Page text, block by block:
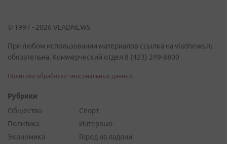
© 1997 - 2026 VLADNEWS
При любом использовании материалов ссылка на vladnews.ru
обязательна. Коммерческий отдел 8 (423) 249-8800
Политика обработки персональных данных
Рубрики
Общество
Политика
Экономика
Спорт
Интервью
Город на ладони